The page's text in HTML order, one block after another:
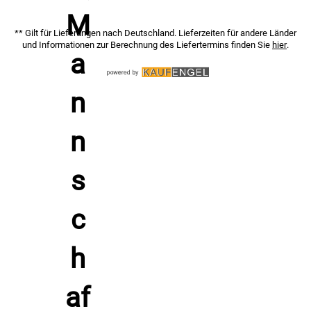
Material Trikot/Hose: 100% Polyester
Belüftung: integrierte Mesh-Einsätze für erhöhte
Atmungsaktivität
Farbe: rot-weiß
Passform-Hinweis: Größe XS 158/164 fällt kleiner aus
Maße XS 158/164: Kragen-Bund vorne 53 cm; Achsel-
Achsel einfach 46 cm; Hosenlänge 40 cm
Unterschied von Polyester mit Mesh-Einsätzen zu anderen
zügig nach außen und trocknet schneller als Baumwolle,
Pausen weniger. Gegenüber schweren Mischgeweben bleibt
das leichte Polyester beweglich, hält die Form und scheuert
weniger bei wiederholten Sprints und Richtungswechseln.
** Gilt für Lieferungen nach Deutschland. Lieferzeiten für andere Länder
und Informationen zur Berechnung des Liefertermins finden Sie hier.